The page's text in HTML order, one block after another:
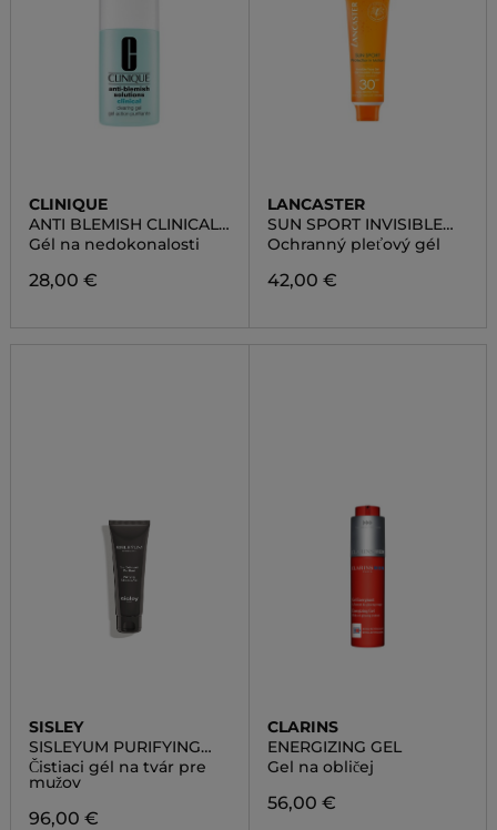
CLINIQUE
ANTI BLEMISH CLINICAL
CLEAR GEL
Gél na nedokonalosti
28,00 €
LANCASTER
SUN SPORT INVISIBLE
FACE GEL SPF30
Ochranný pleťový gél
42,00 €
SISLEY
SISLEYUM PURIFYING
CLEANSING GEL
Čistiaci gél na tvár pre
mužov
96,00 €
CLARINS
ENERGIZING GEL
Gel na obličej
56,00 €